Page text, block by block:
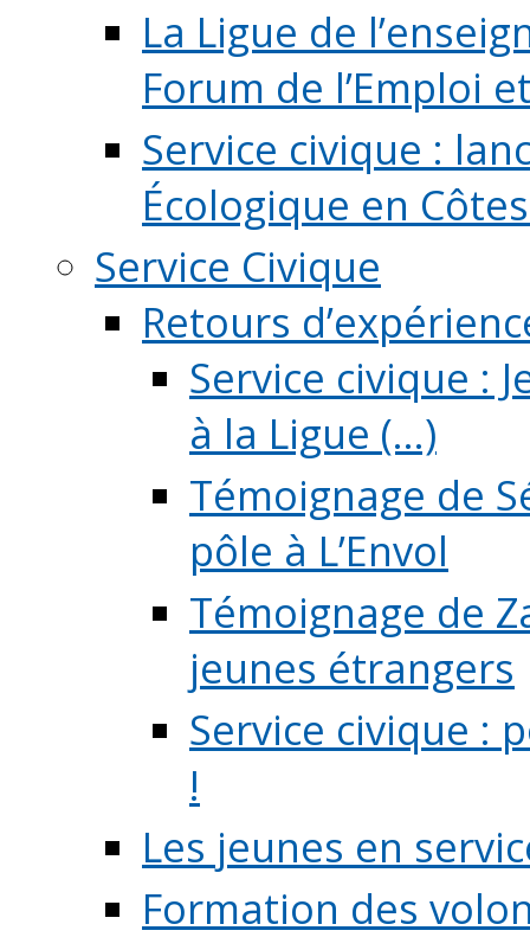
La Ligue de
Forum de l’Emploi
Service civique :
Écologique en
Service Civique
Retours
Service civique :
à la Ligue (...)
Témoignage de
pôle à L’Envol
Témoignage de
jeunes étrangers
Service civique :
!
Les jeunes en
Formation des